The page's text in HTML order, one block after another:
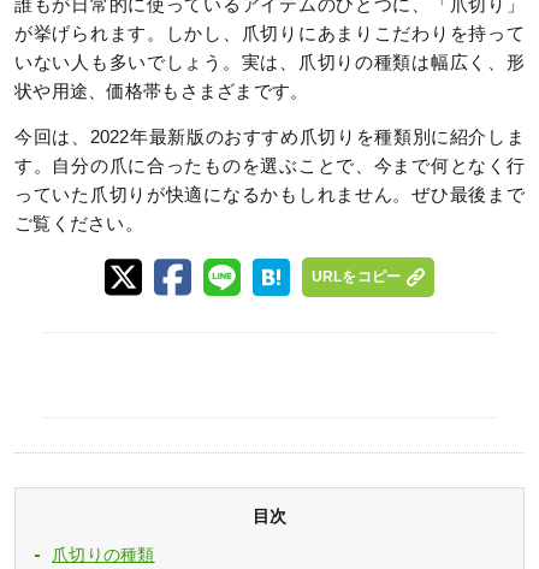
誰もが日常的に使っているアイテムのひとつに、「爪切り」
が挙げられます。しかし、爪切りにあまりこだわりを持って
いない人も多いでしょう。実は、爪切りの種類は幅広く、形
状や用途、価格帯もさまざまです。
今回は、2022年最新版のおすすめ爪切りを種類別に紹介しま
す。自分の爪に合ったものを選ぶことで、今まで何となく行
っていた爪切りが快適になるかもしれません。ぜひ最後まで
ご覧ください。
URLをコピー
目次
爪切りの種類